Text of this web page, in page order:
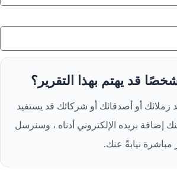
قد يهتم بهذا التقرير؟
زملائك أو أصدقائك أو شركائك قد يستفيد
إضافة بريده الإلكتروني أدناه ، وسنرسل
مباشرة نيابةً عنك.